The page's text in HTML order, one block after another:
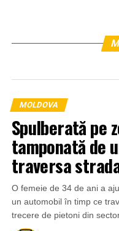
MOLDOVA
Spulberată pe
tamponată de
traversa
O femeie de 34 de ani a
un automobil în timp ce
trecere de pietoni din